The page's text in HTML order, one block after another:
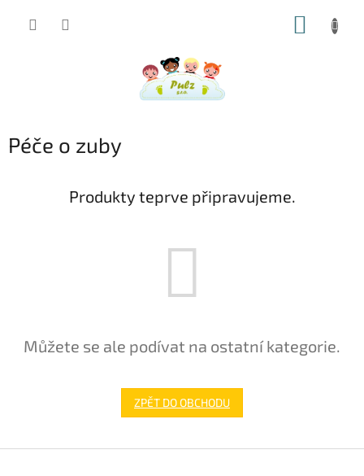
Péče o zuby
Produkty teprve připravujeme.
Můžete se ale podívat na ostatní kategorie.
ZPĚT DO OBCHODU